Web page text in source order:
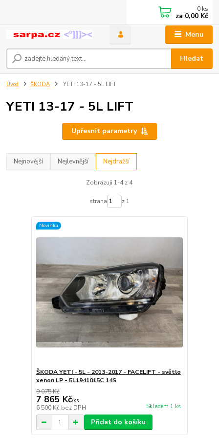
Menu
Hledat
0 ks
za 0,00 Kč
Úvod ŠKODA YETI 13-17 - 5L LIFT
YETI 13-17 - 5L LIFT
Upřesnit parametry
Nejnovější Nejlevnější Nejdražší
Zobrazuji 1-4 z 4
strana z 1
Novinka
ŠKODA YETI - 5L - 2013-2017 - FACELIFT - světlo
xenon LP - 5L1941015C 14S
9 075 Kč
7 865 Kč/ks
6 500 Kč bez DPH Skladem 1 ks
Přidat do košíku